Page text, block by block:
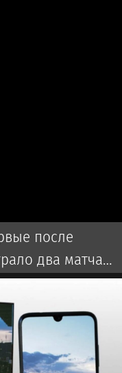
после
два матча